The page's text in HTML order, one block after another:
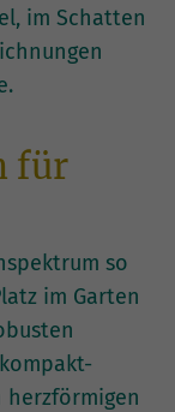
im Schatten
für
so
im Garten
herzförmigen